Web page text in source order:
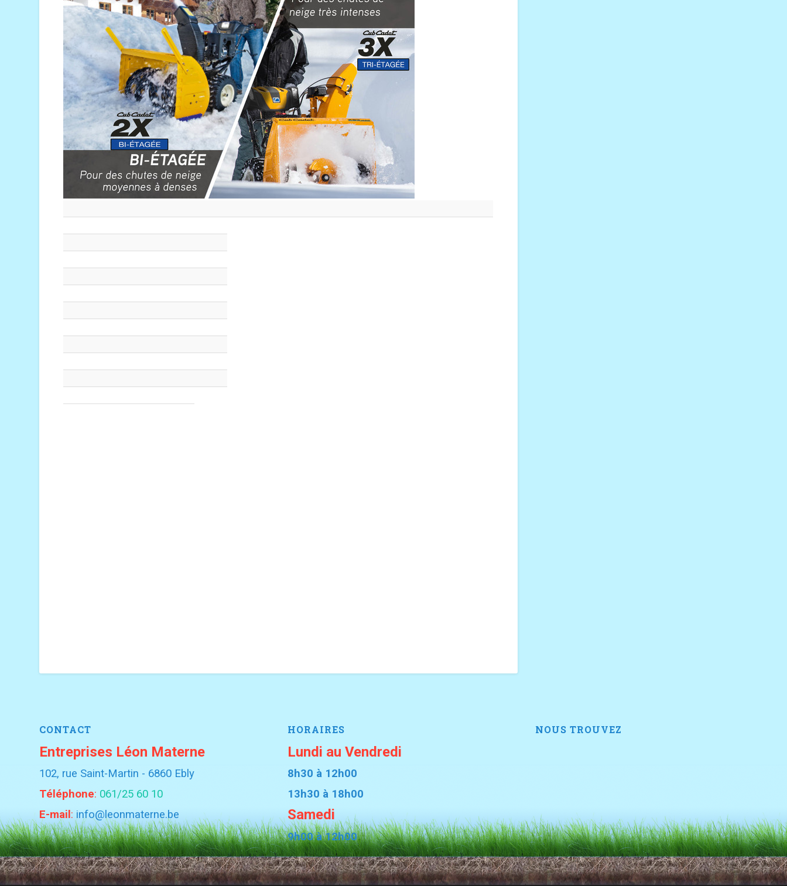
CONTACT
Entreprises Léon Materne
102, rue Saint-Martin - 6860 Ebly
Téléphone: 061/25 60 10
E-mail : info@leonmaterne.be
HORAIRES
Lundi au Vendredi
8h30 à 12h00
13h30 à 18h00
Samedi
9h00 à 12h00
NOUS TROUVEZ